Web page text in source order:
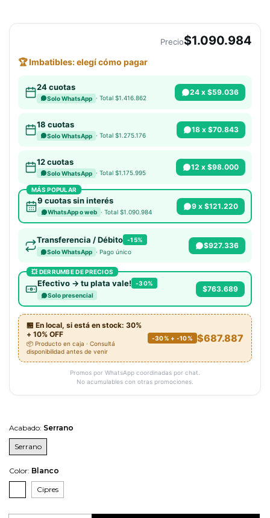
Precio$1.090.984
🏆 Imbatibles: elegí cómo pagar
24 cuotas
Solo WhatsApp · Total $1.416.862
24 x $59.036
18 cuotas
Solo WhatsApp · Total $1.275.176
18 x $70.843
12 cuotas
Solo WhatsApp · Total $1.175.995
12 x $98.000
MÁS POPULAR
9 cuotas sin interés
WhatsApp o web · Total $1.090.984
9 x $121.220
Transferencia / Débito -15%
Solo WhatsApp · Pago único
$927.336
💥 DERRUMBE DE PRECIOS
Efectivo → tu plata vale!
-30%
Solo presencial
$763.689
🏪 En local, si está en stock: 30%
+ 10% OFF
📦 Producto en caja · Consultá
disponibilidad antes de venir
-30% + -10% $687.887
Promos por WhatsApp coordinadas por chat.
No acumulables con otras promociones.
Acabado: Serrano
Serrano
Color: Blanco
Cipres